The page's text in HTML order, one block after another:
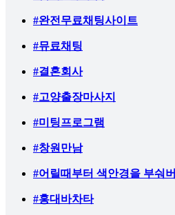
#완전무료채팅사이트
#뮤료채팅
#결혼회사
#고양출장마사지
#미팅프로그램
#창원만남
#어릴때부터 색안경을 부숴
#홍대바차타